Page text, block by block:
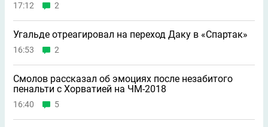
17:12 2
Угальде отреагировал на переход Даку в «Спартак»
16:53 2
Смолов рассказал об эмоциях после незабитого
пенальти с Хорватией на ЧМ-2018
16:40 5